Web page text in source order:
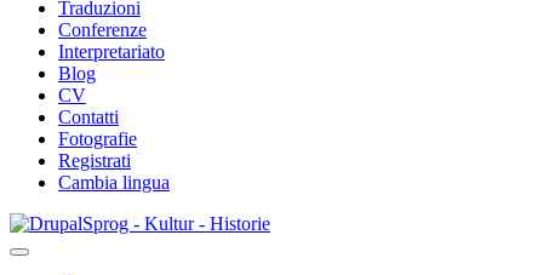
Traduzioni
Conferenze
Interpretariato
Blog
CV
Contatti
Fotografie
Registrati
Cambia lingua
Salta
al
Sprog - Kultur - Historie